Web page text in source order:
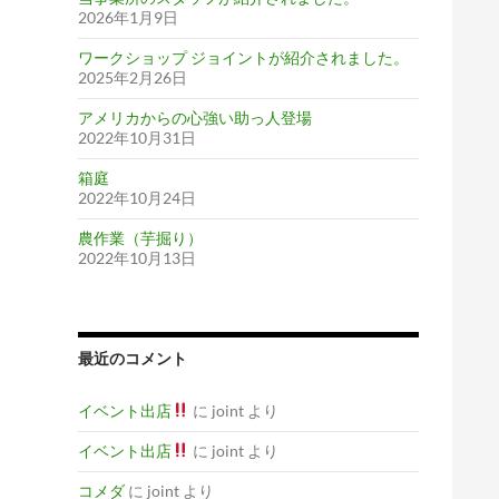
2026年1月9日
ワークショップ ジョイントが紹介されました。
2025年2月26日
アメリカからの心強い助っ人登場
2022年10月31日
箱庭
2022年10月24日
農作業（芋掘り）
2022年10月13日
最近のコメント
イベント出店 に jointより
イベント出店 に jointより
コメダ に joint より